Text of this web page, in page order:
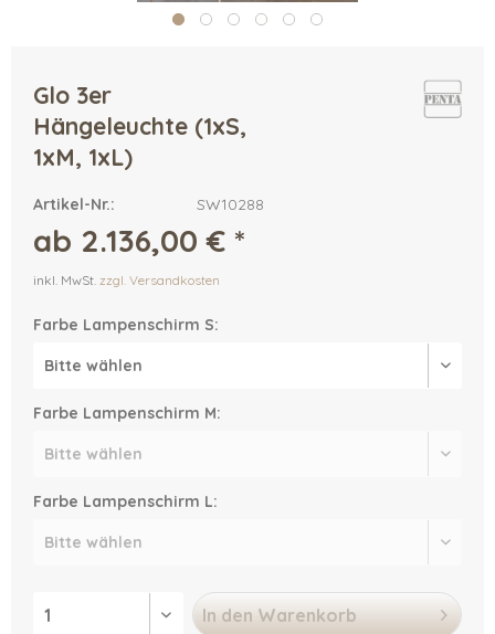
Glo 3er
Hängeleuchte (1xS,
1xM, 1xL)
Artikel-Nr.: SW10288
ab 2.136,00 € *
inkl. MwSt. zzgl. Versandkosten
Farbe Lampenschirm S:
Farbe Lampenschirm M:
Farbe Lampenschirm L:
In den Warenkorb